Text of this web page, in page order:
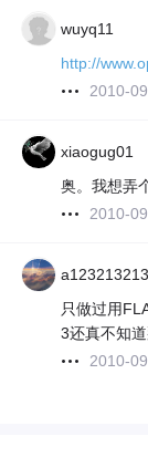
wuyq11
http://
2010-
xiaogug01
奥。我想弄
2010-
只做过用
3还真不知道
2010-